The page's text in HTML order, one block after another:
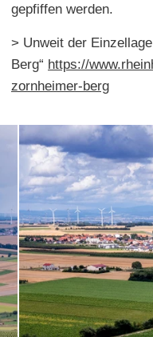
gepfiffen werden.
> Unweit der
Berg“ https://
zornheimer-berg